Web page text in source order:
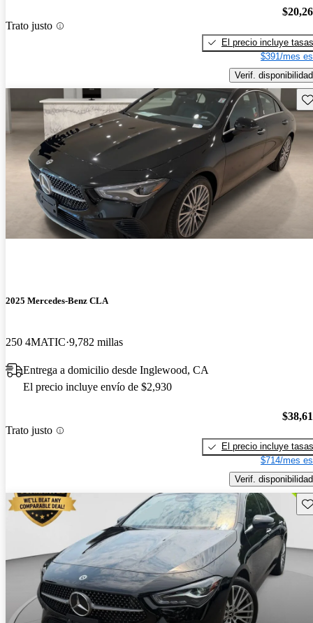
Trato justo
El precio incluye tasas
$391/mes
Verif. disponibilidad
2025 Mercedes-Benz CLA
250 4MATIC 9,782 millas
Entrega a domicilio desde Inglewood, CA
El precio incluye envío de $2,930
Trato justo
El precio incluye tasas
$714/mes
Verif. disponibilidad